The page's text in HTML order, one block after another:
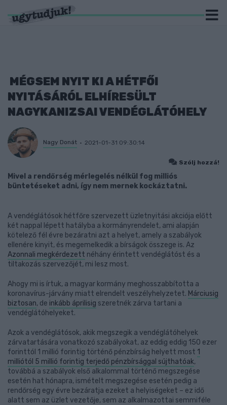
MÉGSEM NYIT KI A HÉTFŐI
NYITÁSÁRÓL ELHÍRESÜLT
NAGYKANIZSAI VENDÉGLÁTÓHELY
Nagy Donát 2021-01-31 09:30:14
Szólj hozzá!
Mivel a rendőrség mérlegelés nélkül fog milliós
büntetéseket adni, így nem mernek kockáztatni.
A vendéglátósok hétfőre szervezett üzletnyitási akciója előtt
két nappal lépett hatályba a kormányrendelet, ami alapján
kötelező fél évre bezáratni azt a helyet, amely a szabályok
ellenére kinyit, és megemelkedik a bírságok összege is. Az
Azonnali megkérdezett néhány érintett vendéglátóst és a
tiltakozás szervezőjét, mi lesz most.
Ahogy mi is írtuk, a magyar kormány meghosszabbította a
koronavírus-járvány miatt elrendelt veszélyhelyzetet. Márciusig
biztosan, de inkább áprilisig szeretnék zárva tartani a
vendéglátóhelyeket.
Azok a vendéglátósok, akik megszegik a vendéglátóhelyek
zárvatartására vonatkozó szabályokat, az eddig eddig 150 ezer
forinttól 1 millió forintig történő pénzbírság helyett most 1
milliótól 5 millió forintig terjedő pénzbírsággal sújthatóak,
továbbá a szabályok első alkalommal történő megszegése
esetén hat hónapra, ismételt megszegése esetén pedig a
rendőrség egy évre bezáratja ezeket a helyiségeket – ez idő
alatt sem az üzlet vezetője, sem az alkalmazottai semmiféle